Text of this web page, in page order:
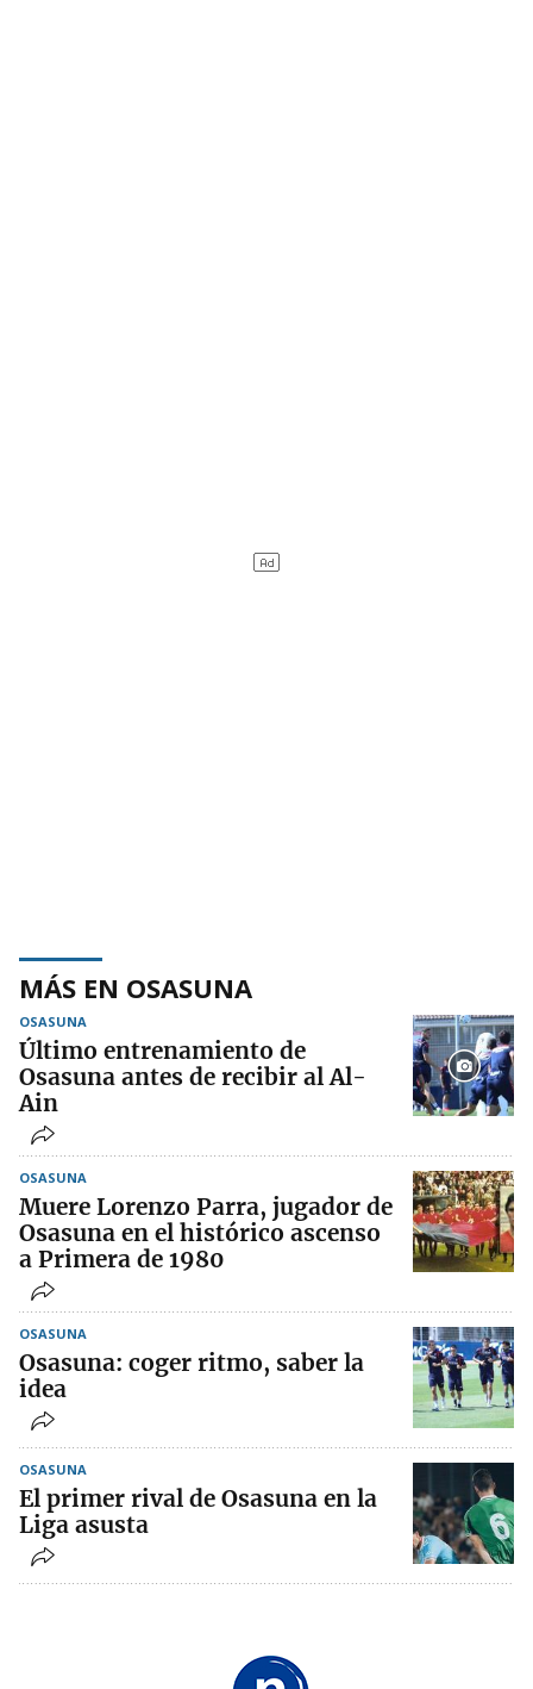
MÁS EN OSASUNA
OSASUNA
Último entrenamiento de
Osasuna antes de recibir al Al-
Ain
OSASUNA
Muere Lorenzo Parra, jugador de
Osasuna en el histórico ascenso
a Primera de 1980
OSASUNA
Osasuna: coger ritmo, saber la
idea
OSASUNA
El primer rival de Osasuna en la
Liga asusta